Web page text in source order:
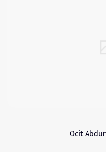
Ocit